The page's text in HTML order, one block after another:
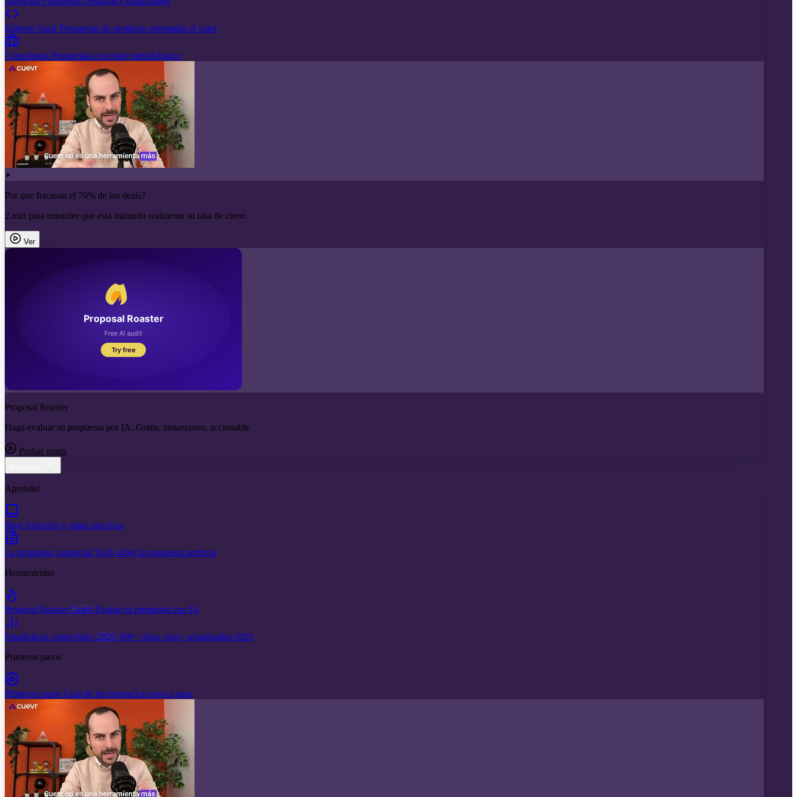
Editores SaaS Propuestas de producto orientadas al valor
Consultoras Propuestas con rigor metodologico
Por que fracasan el 70% de los deals?
2 min para entender que esta matando realmente su tasa de cierre.
Ver
Proposal Roaster
Haga evaluar su propuesta por IA. Gratis, instantaneo, accionable.
Probar gratis
Aprender
Blog Articulos y guias practicas
La propuesta comercial Todo sobre la propuesta perfecta
Herramientas
Proposal RoasterGratis Evalue su propuesta con IA
Estadisticas comerciales 2026 100+ cifras clave, actualizadas 2026
Primeros pasos
Primeros pasos Guia de incorporacion paso a paso